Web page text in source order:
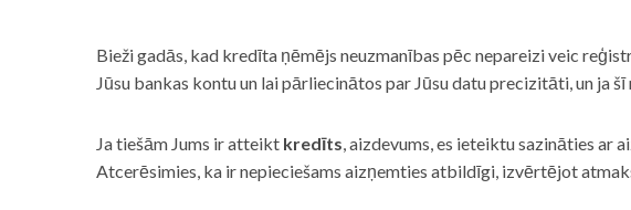
Bieži gadās, kad kredīta ņēmējs neuzmanības pēc nepareizi veic
Jūsu bankas kontu un lai pārliecinātos par Jūsu datu precizitāti, un ja
Ja tiešām Jums ir atteikt kredīts, aizdevums, es ieteiktu sazināties ar
Atcerēsimies, ka ir nepieciešams aizņemties atbildīgi, izvērtējot